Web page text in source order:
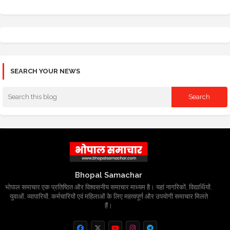
SEARCH YOUR NEWS
Bhopal Samachar
भोपाल समाचार एक प्रतिष्ठित और विश्वसनीय समाचार माध्यम है। यहां नागरिकों, विद्यार्थियों,
युवाओं, व्यापारियों, कर्मचारियों एवं महिलाओं के लिए महत्वपूर्ण और उपयोगी समाचार मिलते
हैं।